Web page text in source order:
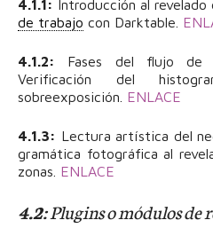
4.1.1: Introducción al
de trabajo con Darktable.
4.1.2:
Fases del flujo de
Verificación del
sobreexposición. ENLACE
4.1.3: Lectura artística del
gramática fotográfica al
zonas. ENLACE
4.2:Plugins o módulos de